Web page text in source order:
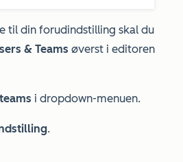
til din forudindstilling skal du
& Teams øverst i editoren
teams i dropdown-menuen.
.